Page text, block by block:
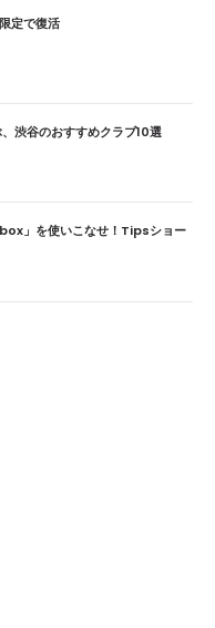
定で復活
渋谷のおすすめクラブ10選
」を使いこなせ！Tipsショー